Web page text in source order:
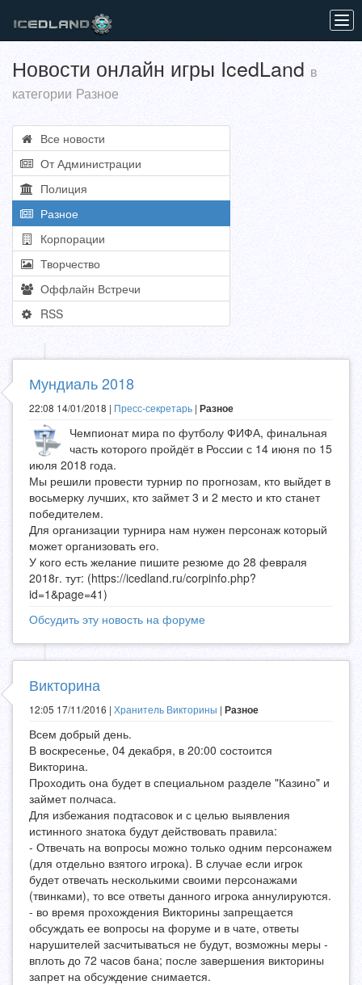
Новости онлайн игры IcedLand в
категории Разное
Все новости
От Администрации
Полиция
Разное
Корпорации
Творчество
Оффлайн Встречи
RSS
Мундиаль 2018
22:08 14/01/2018 | Пресс-секретарь | Разное
Чемпионат мира по футболу ФИФА, финальная
часть которого пройдёт в России с 14 июня по 15
июля 2018 года.
Мы решили провести турнир по прогнозам, кто выйдет в
восьмерку лучших, кто займет 3 и 2 место и кто станет
победителем.
Для организации турнира нам нужен персонаж который
может организовать его.
У кого есть желание пишите резюме до 28 февраля
2018г. тут: (https://icedland.ru/corpinfo.php?
id=1&page=41)
Обсудить эту новость на форуме
Викторина
12:05 17/11/2016 | Хранитель Викторины | Разное
Всем добрый день.
В воскресенье, 04 декабря, в 20:00 состоится
Викторина.
Проходить она будет в специальном разделе "Казино" и
займет полчаса.
Для избежания подтасовок и с целью выявления
истинного знатока будут действовать правила:
- Отвечать на вопросы можно только одним персонажем
(для отдельно взятого игрока). В случае если игрок
будет отвечать несколькими своими персонажами
(твинками), то все ответы данного игрока аннулируются.
- во время прохождения Викторины запрещается
обсуждать ее вопросы на форуме и в чате, ответы
нарушителей засчитываться не будут, возможны меры -
вплоть до 72 часов бана; после завершения викторины
запрет на обсуждение снимается.